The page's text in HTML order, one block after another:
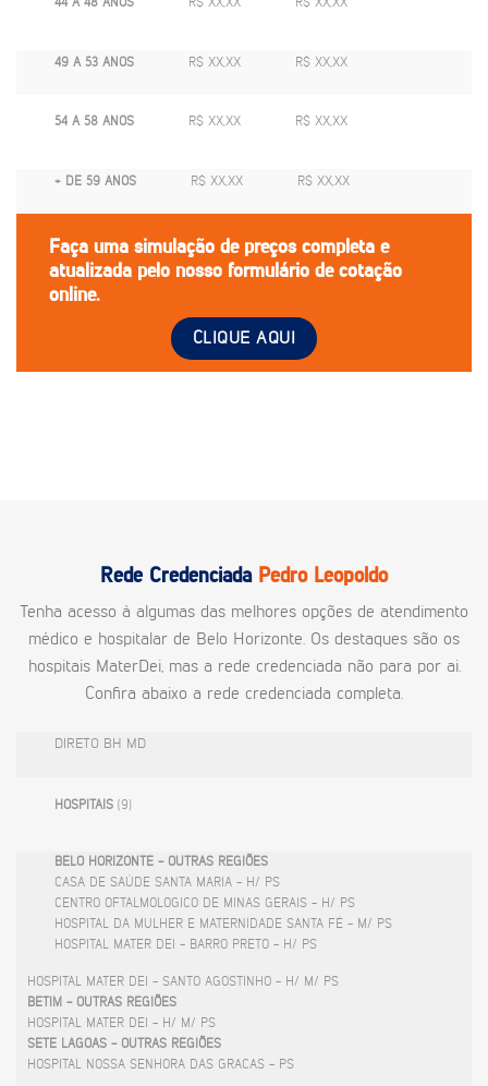
49 A 53 ANOS R$ XX,XX R$ XX,XX
54 A 58 ANOS R$ XX,XX R$ XX,XX
+ DE 59 ANOS R$ XX,XX R$ XX,XX
Faça uma simulação de preços completa e
atualizada pelo nosso formulário de cotação
online.
CLIQUE AQUI
Rede Credenciada Pedro Leopoldo
Tenha acesso à algumas das melhores opções de atendimento
médico e hospitalar de Belo Horizonte. Os destaques são os
hospitais MaterDei, mas a rede credenciada não para por ai.
Confira abaixo a rede credenciada completa.
DIRETO BH MD
HOSPITAIS (9)
BELO HORIZONTE - OUTRAS REGIÕES
CASA DE SAÚDE SANTA MARIA - H/ PS
CENTRO OFTALMOLOGICO DE MINAS GERAIS - H/ PS
HOSPITAL DA MULHER E MATERNIDADE SANTA FÉ - M/ PS
HOSPITAL MATER DEI - BARRO PRETO - H/ PS
HOSPITAL MATER DEI - SANTO AGOSTINHO - H/ M/ PS
BETIM - OUTRAS REGIÕES
HOSPITAL MATER DEI - H/ M/ PS
SETE LAGOAS - OUTRAS REGIÕES
HOSPITAL NOSSA SENHORA DAS GRACAS - PS